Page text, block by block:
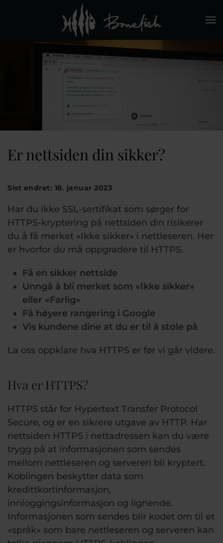
Skip to main content
Er nettsiden din sikker?
Sist endret: 18. januar 2023
Har du ikke SSL-sertifikat som sørger for
HTTPS-kryptering på nettsiden din risikerer
du å få merket «Ikke sikker» i nettleseren. Her
er hvorfor du må oppgradere til HTTPS.
Få en sikker nettside
Unngå å bli merket som «Ikke sikker»
eller «Farlig»
Få høyere rangering i Google
Vis kundene dine at du er til å stole på
La oss oppklare hva HTTPS er før vi går videre.
Hva er HTTPS?
HTTPS står for Hypertext Transfer Protocol
Secure, og er en sikrere utgave av HTTP. Har
nettsiden HTTPS i nettadressen kan du være
trygg på at informasjonen som sendes
mellom nettleseren og serveren bli kryptert.
Koblingen beskytter data som
kredittkortinformasjon,
innloggingsinformasjon og lignende.
Informasjonen som sendes blir kodet om til et
«språk» som bare nettleseren og serveren kan